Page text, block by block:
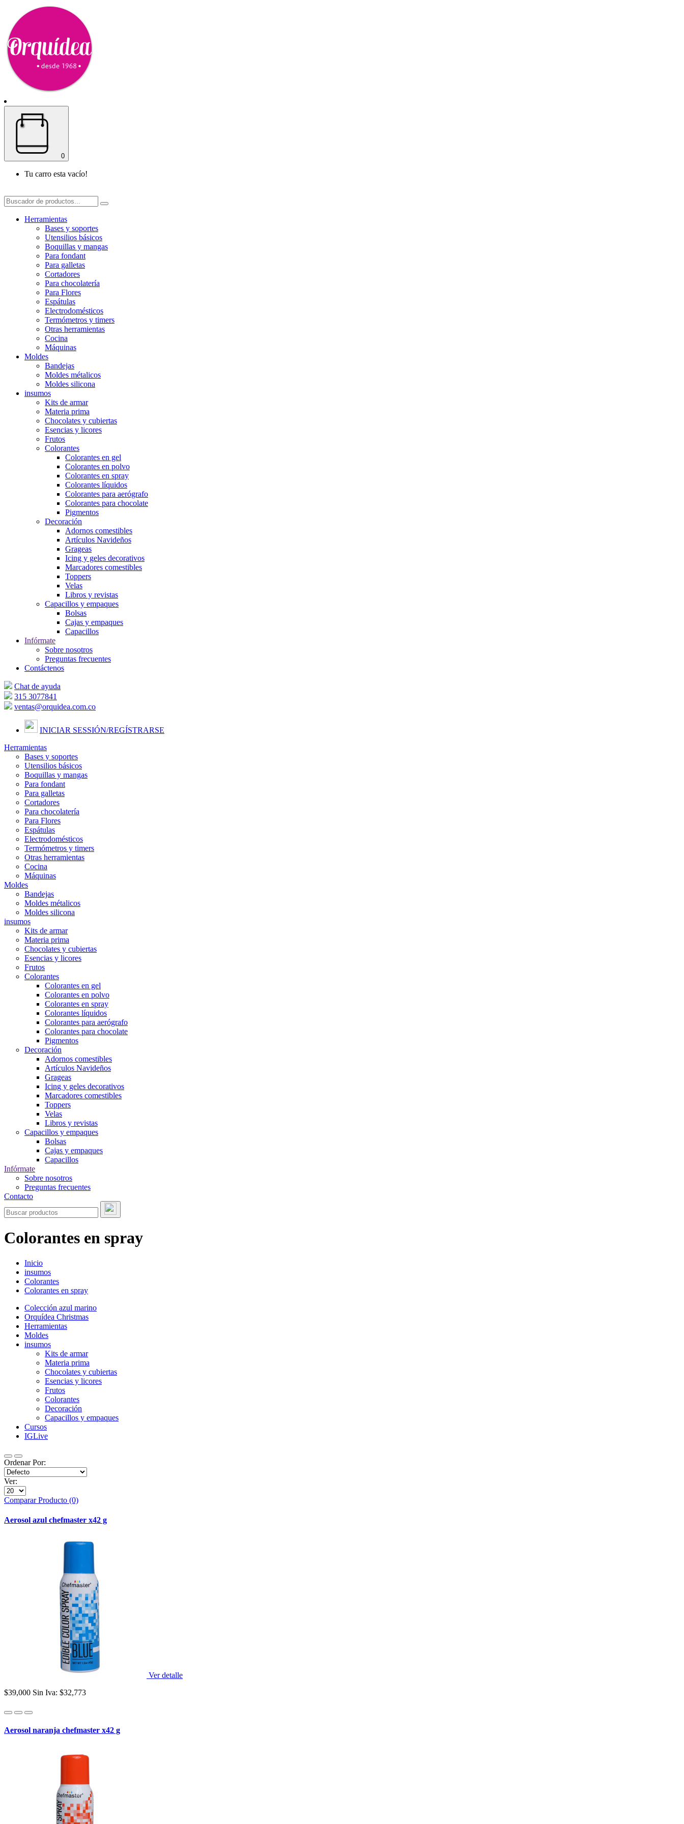
0
Tu carro esta vacío!
Herramientas
Bases y soportes
Utensilios básicos
Boquillas y mangas
Para fondant
Para galletas
Cortadores
Para chocolatería
Para Flores
Espátulas
Electrodomésticos
Termómetros y timers
Otras herramientas
Cocina
Máquinas
Moldes
Bandejas
Moldes métalicos
Moldes silicona
insumos
Kits de armar
Materia prima
Chocolates y cubiertas
Esencias y licores
Frutos
Colorantes
Colorantes en gel
Colorantes en polvo
Colorantes en spray
Colorantes líquidos
Colorantes para aerógrafo
Colorantes para chocolate
Pigmentos
Decoración
Adornos comestibles
Artículos Navideños
Grageas
Icing y geles decorativos
Marcadores comestibles
Toppers
Velas
Libros y revistas
Capacillos y empaques
Bolsas
Cajas y empaques
Capacillos
Infórmate
Sobre nosotros
Preguntas frecuentes
Contáctenos
Chat de ayuda
315 3077841
ventas@orquidea.com.co
INICIAR SESSIÓN/REGÍSTRARSE
Herramientas
Bases y soportes
Utensilios básicos
Boquillas y mangas
Para fondant
Para galletas
Cortadores
Para chocolatería
Para Flores
Espátulas
Electrodomésticos
Termómetros y timers
Otras herramientas
Cocina
Máquinas
Moldes
Bandejas
Moldes métalicos
Moldes silicona
insumos
Kits de armar
Materia prima
Chocolates y cubiertas
Esencias y licores
Frutos
Colorantes
Colorantes en gel
Colorantes en polvo
Colorantes en spray
Colorantes líquidos
Colorantes para aerógrafo
Colorantes para chocolate
Pigmentos
Decoración
Adornos comestibles
Artículos Navideños
Grageas
Icing y geles decorativos
Marcadores comestibles
Toppers
Velas
Libros y revistas
Capacillos y empaques
Bolsas
Cajas y empaques
Capacillos
Infórmate
Sobre nosotros
Preguntas frecuentes
Contacto
Colorantes en spray
Inicio
insumos
Colorantes
Colorantes en spray
Colección azul marino
Orquídea Christmas
Herramientas
Moldes
insumos
Kits de armar
Materia prima
Chocolates y cubiertas
Esencias y licores
Frutos
Colorantes
Decoración
Capacillos y empaques
Cursos
IGLive
Ordenar Por:
Ver:
Comparar Producto (0)
Aerosol azul chefmaster x42 g
Ver detalle
$39,000 Sin Iva: $32,773
Aerosol naranja chefmaster x42 g